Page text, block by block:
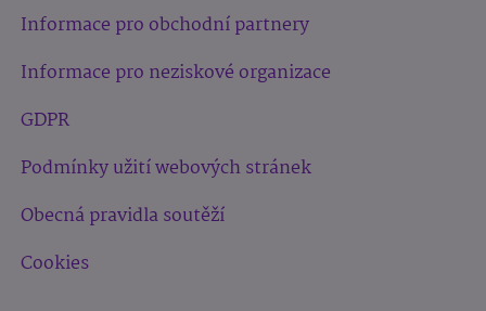
Informace pro obchodní partnery
Informace pro neziskové organizace
GDPR
Podmínky užití webových stránek
Obecná pravidla soutěží
Cookies